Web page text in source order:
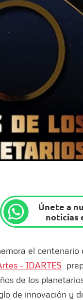
Únete a
noticias
el centenario
- IDARTES
de los
de innovación y